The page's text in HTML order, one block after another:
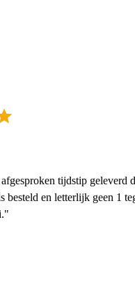
tijdstip geleverd
en letterlijk geen 1